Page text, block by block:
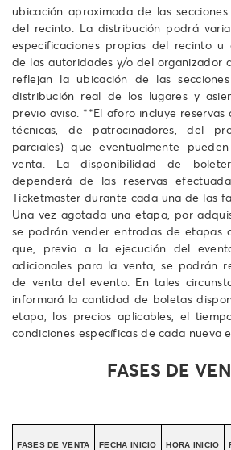
ubicación aproximada de las
del recinto. La distribución podrá
especificaciones propias del recinto u
de las autoridades y/o del organizador
reflejan la ubicación de las
distribución real de los lugares y
previo aviso. **El aforo incluye reservas
técnicas, de patrocinadores, del
parciales) que eventualmente
venta. La disponibilidad de
dependerá de las reservas
Ticketmaster durante cada una de las
Una vez agotada una etapa, por
se podrán vender entradas de etapas
que, previo a la ejecución del
adicionales para la venta, se podrán
de venta del evento. En tales
informará la cantidad de boletas
etapa, los precios aplicables, el
condiciones específicas de cada nueva
FASES DE
FASES DE VENTA FECHA INICIO HORA INICIO